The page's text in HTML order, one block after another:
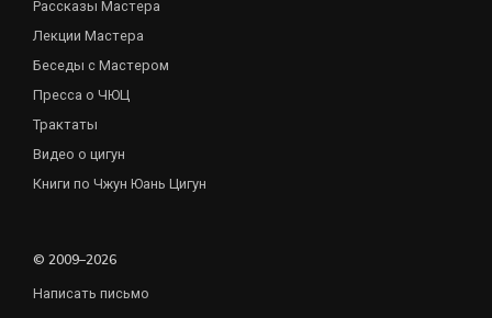
Рассказы Мастера
Лекции Мастера
Беседы с Мастером
Пресса о ЧЮЦ
Трактаты
Видео о цигун
Книги по Чжун Юань Цигун
© 2009–2026
Написать письмо